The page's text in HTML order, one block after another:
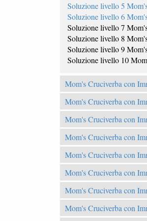
Soluzione livello 5
Soluzione livello 6
Soluzione livello 7
Soluzione livello 8
Soluzione livello 9
Soluzione livello 10
Mom's Cruciverba con
Mom's Cruciverba con
Mom's Cruciverba con
Mom's Cruciverba con
Mom's Cruciverba con
Mom's Cruciverba con
Mom's Cruciverba con
Mom's Cruciverba con